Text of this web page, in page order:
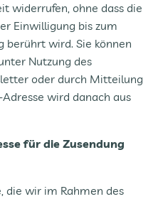
widerrufen, ohne dass die
Einwilligung bis zum
berührt wird. Sie können
Nutzung des
oder durch Mitteilung
wird danach aus
für die Zusendung
die wir im Rahmen des